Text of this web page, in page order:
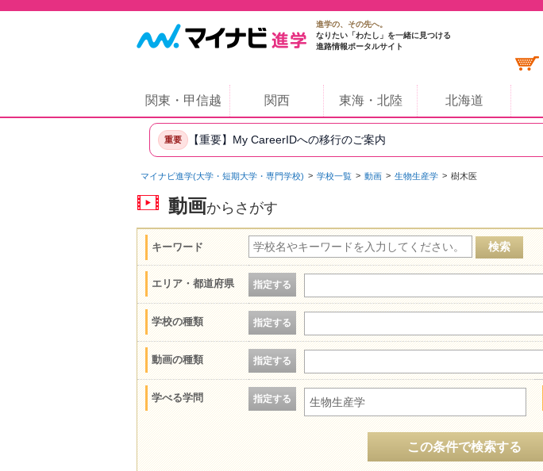
進学の、その先へ。
なりたい「わたし」を一緒に見つける
進路情報ポータルサイト
関東・甲信越 関西 東海・北陸 北海道
重要 【重要】My CareerIDへの移行のご案内
マイナビ進学(大学・短期大学・専門学校) 学校一覧 動画 生物生産学 樹木医
動画からさがす
キーワード
エリア・都道府県 指定する
学校の種類 指定する
動画の種類 指定する
学べる学問 指定する 生物生産学
この条件で検索する